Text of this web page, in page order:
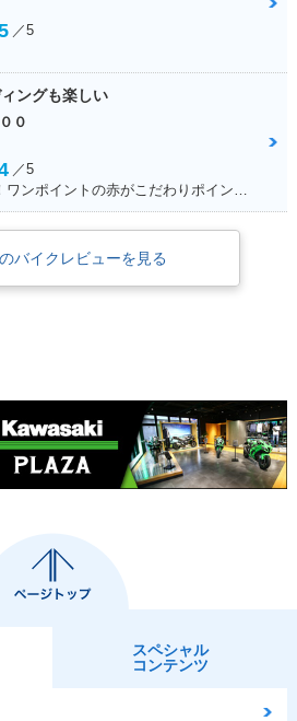
／5
ングも楽しい
０
／5
満足ポイント:馬力がすごい！ワンポイントの赤がこだわりポイントです。
バイクレビューを見る
スペシャル
コンテンツ